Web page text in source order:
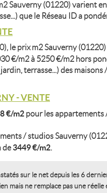
Sauverny (01220) varient
que le Réseau ID a
le prix m2 Sauverny
€/m2 à 5250 €/m2 hors
terrasse...) des
- VENTE
€/m2 pour les
/ studios Sauverny
de 3449 €/m2.
sur le net depuis les 6
mais ne remplace pas une